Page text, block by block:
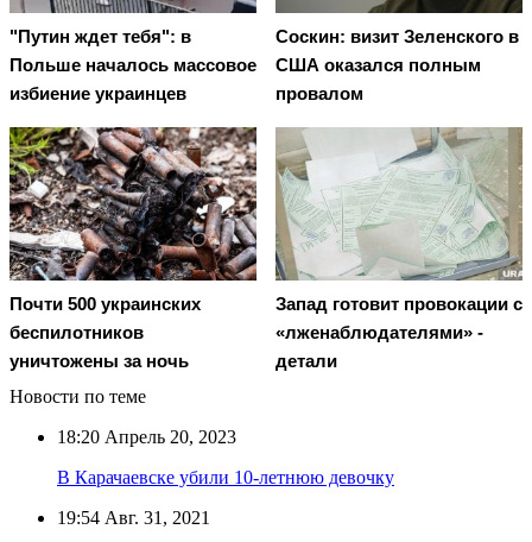
"Путин ждет тебя": в
Польше началось массовое
избиение украинцев
Соскин: визит Зеленского в
США оказался полным
провалом
Почти 500 украинских
беспилотников
уничтожены за ночь
Запад готовит провокации с
«лженаблюдателями» -
детали
Новости по теме
18:20 Апрель 20, 2023
В Карачаевске убили 10-летнюю девочку
19:54 Авг. 31, 2021